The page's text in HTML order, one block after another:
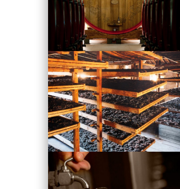
Vini
Visita la Cantina